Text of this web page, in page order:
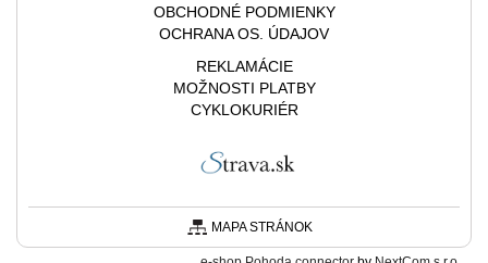
OBCHODNÉ PODMIENKY
OCHRANA OS. ÚDAJOV
REKLAMÁCIE
MOŽNOSTI PLATBY
CYKLOKURIÉR
MAPA STRÁNOK